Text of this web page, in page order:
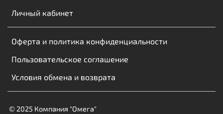
Личный кабинет
Оферта и политика конфиденциальности
Пользовательское соглашение
Условия обмена и возврата
© 2025 Компания "Омега"